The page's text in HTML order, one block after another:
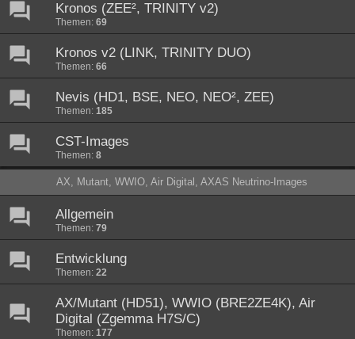
Kronos (ZEE², TRINITY v2)
Themen: 69
Kronos v2 (LINK, TRINITY DUO)
Themen: 66
Nevis (HD1, BSE, NEO, NEO², ZEE)
Themen: 185
CST-Images
Themen: 8
AX, Mutant, WWIO, Air Digital, AXAS Neutrino-Images
Allgemein
Themen: 79
Entwicklung
Themen: 22
AX/Mutant (HD51), WWIO (BRE2ZE4K), Air
Digital (Zgemma H7S/C)
Themen: 177